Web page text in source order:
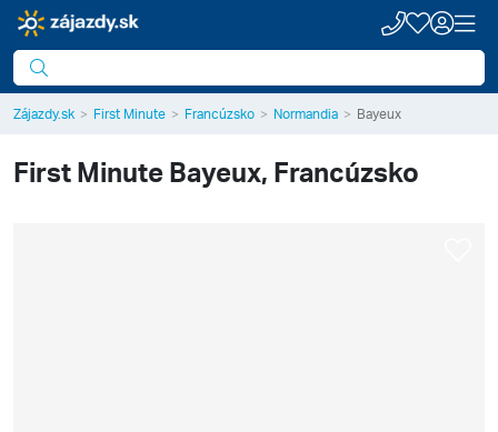
Zájazdy.sk First Minute Francúzsko Normandia Bayeux
First MinuteBayeux, Francúzsko